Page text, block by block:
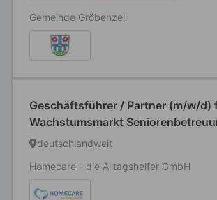
Gemeinde Gröbenzell
Geschäftsführer / Partner (m/w/d)
Wachstumsmarkt
deutschlandweit
Homecare - die Alltagshelfer GmbH